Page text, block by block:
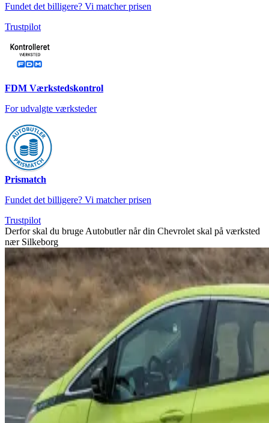
Fundet det billigere? Vi matcher prisen
Trustpilot
FDM Værkstedskontrol
For udvalgte værksteder
Prismatch
Fundet det billigere? Vi matcher prisen
Trustpilot
Derfor skal du bruge Autobutler når din Chevrolet skal på værksted
nær Silkeborg